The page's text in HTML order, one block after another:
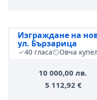
Изграждане на
ул. Бързарица
40 гласа Овча купел
10 000,00 лв.
5 112,92 €